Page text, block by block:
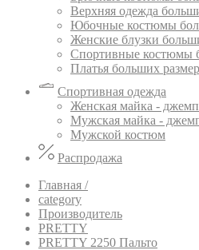
Верхняя одежда
Юбочные костюмы
Женские блузки
Спортивные костюмы
Платья больших
Спортивная одежда
Женская майка -
Мужская майка -
Мужской костюм
Распродажа
Главная /
category
Производитель
PRETTY
PRETTY 2250 Пальто